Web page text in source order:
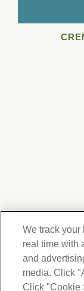
We
We track your
real time with
and
media. Click
Click "Cookie